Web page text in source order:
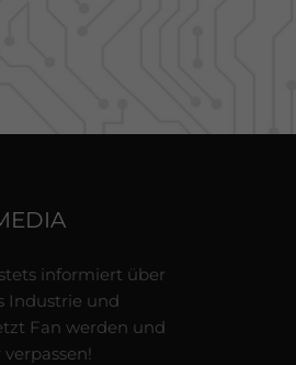
informiert über
Industrie und
Fan werden und